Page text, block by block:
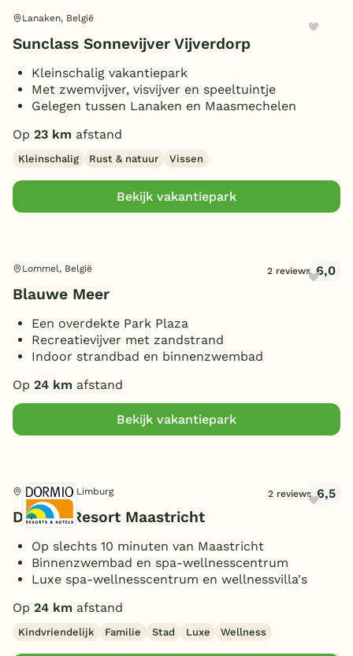
Lanaken, België
Sunclass Sonnevijver Vijverdorp
Kleinschalig vakantiepark
Met zwemvijver, visvijver en speeltuintje
Gelegen tussen Lanaken en Maasmechelen
Op 23 km afstand
Kleinschalig Rust & natuur Vissen
Bekijk vakantiepark
Lommel, België 2 reviews 6,0
Blauwe Meer
Een overdekte Park Plaza
Recreatievijver met zandstrand
Indoor strandbad en binnenzwembad
Op 24 km afstand
Bekijk vakantiepark
Maastricht, Limburg 2 reviews 6,5
Dormio Resort Maastricht
Op slechts 10 minuten van Maastricht
Binnenzwembad en spa-wellnesscentrum
Luxe spa-wellnesscentrum en wellnessvilla's
Op 24 km afstand
Kindvriendelijk Familie Stad Luxe Wellness